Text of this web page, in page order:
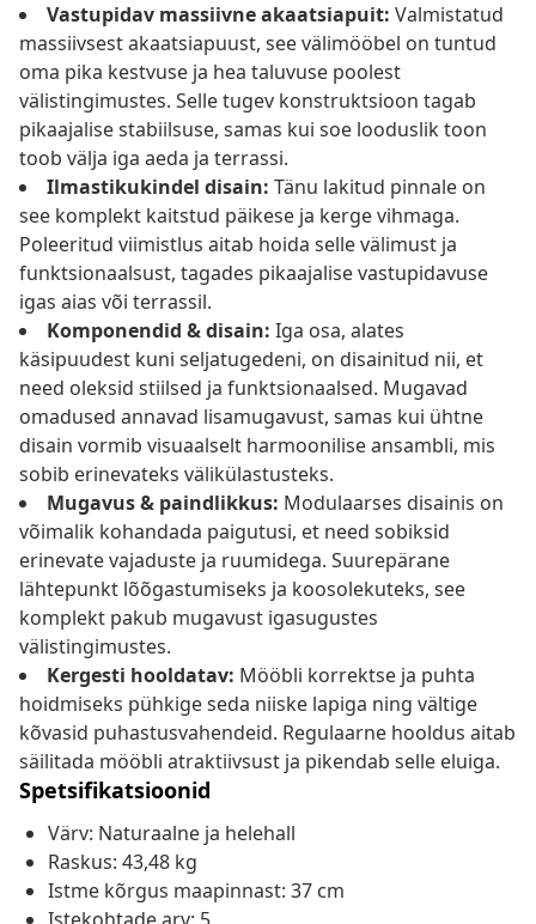
Vastupidav massiivne akaatsiapuit: Valmistatud
massiivsest akaatsiapuust, see välimööbel on tuntud
oma pika kestvuse ja hea taluvuse poolest
välistingimustes. Selle tugev konstruktsioon tagab
pikaajalise stabiilsuse, samas kui soe looduslik toon
toob välja iga aeda ja terrassi.
Ilmastikukindel disain: Tänu lakitud pinnale on
see komplekt kaitstud päikese ja kerge vihmaga.
Poleeritud viimistlus aitab hoida selle välimust ja
funktsionaalsust, tagades pikaajalise vastupidavuse
igas aias või terrassil.
Komponendid & disain: Iga osa, alates
käsipuudest kuni seljatugedeni, on disainitud nii, et
need oleksid stiilsed ja funktsionaalsed. Mugavad
omadused annavad lisamugavust, samas kui ühtne
disain vormib visuaalselt harmoonilise ansambli, mis
sobib erinevateks välikülastusteks.
Mugavus & paindlikkus: Modulaarses disainis on
võimalik kohandada paigutusi, et need sobiksid
erinevate vajaduste ja ruumidega. Suurepärane
lähtepunkt lõõgastumiseks ja koosolekuteks, see
komplekt pakub mugavust igasugustes
välistingimustes.
Kergesti hooldatav: Mööbli korrektse ja puhta
hoidmiseks pühkige seda niiske lapiga ning vältige
kõvasid puhastusvahendeid. Regulaarne hooldus aitab
säilitada mööbli atraktiivsust ja pikendab selle eluiga.
Spetsifikatsioonid
Värv: Naturaalne ja helehall
Raskus: 43,48 kg
Istme kõrgus maapinnast: 37 cm